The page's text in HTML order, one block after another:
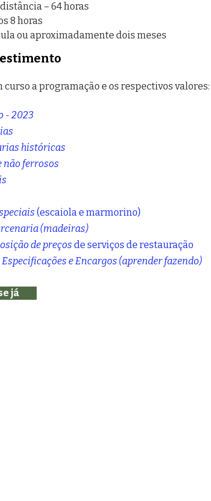
– 64 horas
8 horas
ou aproximadamente dois meses
curso a programação e os respectivos valores:
- 2023
históricas
não ferrosos
(escaiola e marmorino)
(madeiras)
de preços de serviços de restauração
e Encargos (aprender fazendo)
já